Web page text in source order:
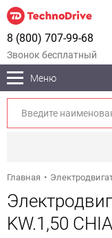
8 (800) 707-99-68
Звонок бесплатный
Меню
Главная
KW.1,50